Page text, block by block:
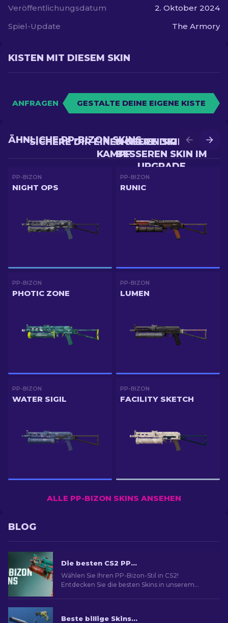
Veröffentlichungsdatum
2. Oktober 2024
Spiel-Update
The Armory
KISTEN MIT DIESEM SKIN
ANFRAGEN GESTALTE DEINE EIGENE KISTE
SICHERE DIR EINEN
BESSEREN SKIN IM
UPGRADE
SICHERE DIR EINEN NEUEN SKIN IM
KAMPF
ÄHNLICHE PP-BIZON SKINS
PP-BIZON
NIGHT OPS
PP-BIZON
RUNIC
PP-BIZON
PHOTIC ZONE
PP-BIZON
LUMEN
PP-BIZON
WATER SIGIL
PP-BIZON
FACILITY SKETCH
ALLE PP-BIZON SKINS ANSEHEN
BLOG
Die besten CS2 PP-Bizon Skins [2026]
Wählen Sie Ihren PP-Bizon-Stil in CS2!
Entdecken Sie die besten Skins in unserem
Beste billige Skins in CS2 [2026]